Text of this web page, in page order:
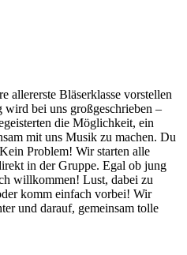
allererste Bläserklasse vorstellen
bei uns großgeschrieben –
die Möglichkeit, ein
mit uns Musik zu machen. Du
Problem! Wir starten alle
in der Gruppe. Egal ob jung
willkommen! Lust, dabei zu
komm einfach vorbei! Wir
und darauf, gemeinsam tolle